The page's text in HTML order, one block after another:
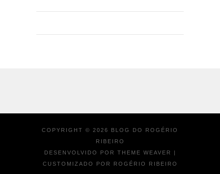
COPYRIGHT © 2026 BLOG DO ROGÉRIO
RIBEIRO
DESENVOLVIDO POR THEME WEAVER
|
CUSTOMIZADO POR ROGÉRIO RIBEIRO